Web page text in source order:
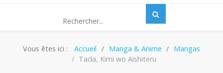
Vous êtes ici : Accueil Manga & Anime
Mangas
Tada, Kimi wo Aishiteru